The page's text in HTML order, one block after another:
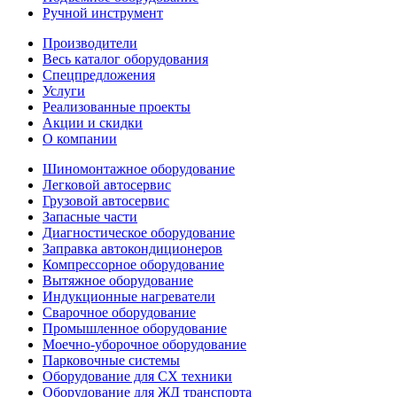
Ручной инструмент
Производители
Весь каталог оборудования
Спецпредложения
Услуги
Реализованные проекты
Акции и скидки
О компании
Шиномонтажное оборудование
Легковой автосервис
Грузовой автосервис
Запасные части
Диагностическое оборудование
Заправка автокондиционеров
Компрессорное оборудование
Вытяжное оборудование
Индукционные нагреватели
Сварочное оборудование
Промышленное оборудование
Моечно-уборочное оборудование
Парковочные системы
Оборудование для СХ техники
Оборудование для ЖД транспорта